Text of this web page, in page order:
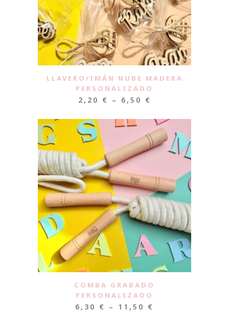
LLAVERO/IMÁN NUBE MADERA
PERSONALIZADO
2,20 € – 6,50 €
COMBA GRABADO
PERSONALIZADO
6,30 € – 11,50 €